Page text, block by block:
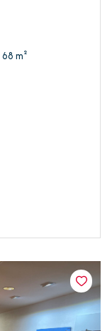
Local commercial 1 pièce(s) 68 m²